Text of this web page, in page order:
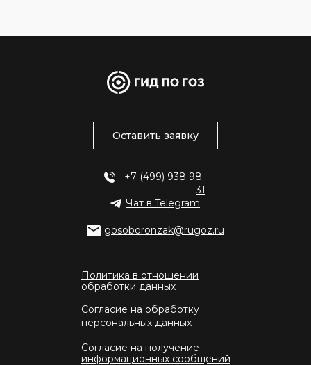
Согласие на обработку
персональных данных
Оставить заявку
Чат в Telegram
Политика в отношении
обработки данных
Согласие на получение
информационных сообщений
gosoboronzak@rugoz.ru
+7 (499) 938 98-
31